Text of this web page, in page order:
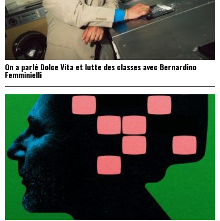
On a parlé Dolce Vita et lutte des classes avec Bernardino
Femminielli